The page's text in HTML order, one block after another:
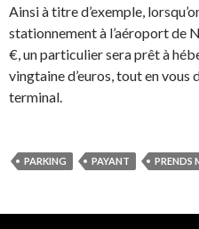
Ainsi à titre d’exemple,
stationnement à l’aéroport de
€, un particulier sera prêt à
vingtaine d’euros, tout en
terminal.
PARKING PAYANT PRENDS